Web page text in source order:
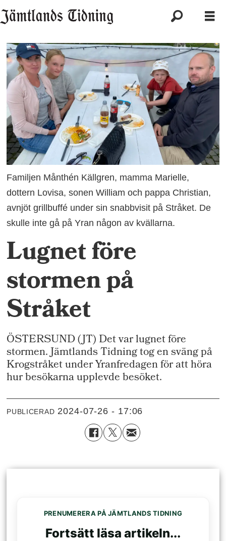
Familjen Månthén Källgren, mamma Marielle,
dottern Lovisa, sonen William och pappa Christian,
avnjöt grillbuffé under sin snabbvisit på Stråket. De
skulle inte gå på Yran någon av kvällarna.
Lugnet före
stormen på
Stråket
ÖSTERSUND (JT) Det var lugnet före
stormen. Jämtlands Tidning tog en sväng på
Krogstråket under Yranfredagen för att höra
hur besökarna upplevde besöket.
PUBLICERAD 2024-07-26 - 17:06
PRENUMERERA PÅ JÄMTLANDS TIDNING
Fortsätt läsa artikeln...